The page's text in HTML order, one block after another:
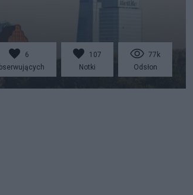
6
107
Notki
77k
Odsłon